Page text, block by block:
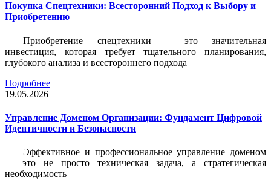
Покупка Спецтехники: Всесторонний Подход к Выбору и
Приобретению
Приобретение спецтехники – это значительная
инвестиция, которая требует тщательного планирования,
глубокого анализа и всестороннего подхода
Подробнее
19.05.2026
Управление Доменом Организации: Фундамент Цифровой
Идентичности и Безопасности
Эффективное и профессиональное управление доменом
— это не просто техническая задача, а стратегическая
необходимость